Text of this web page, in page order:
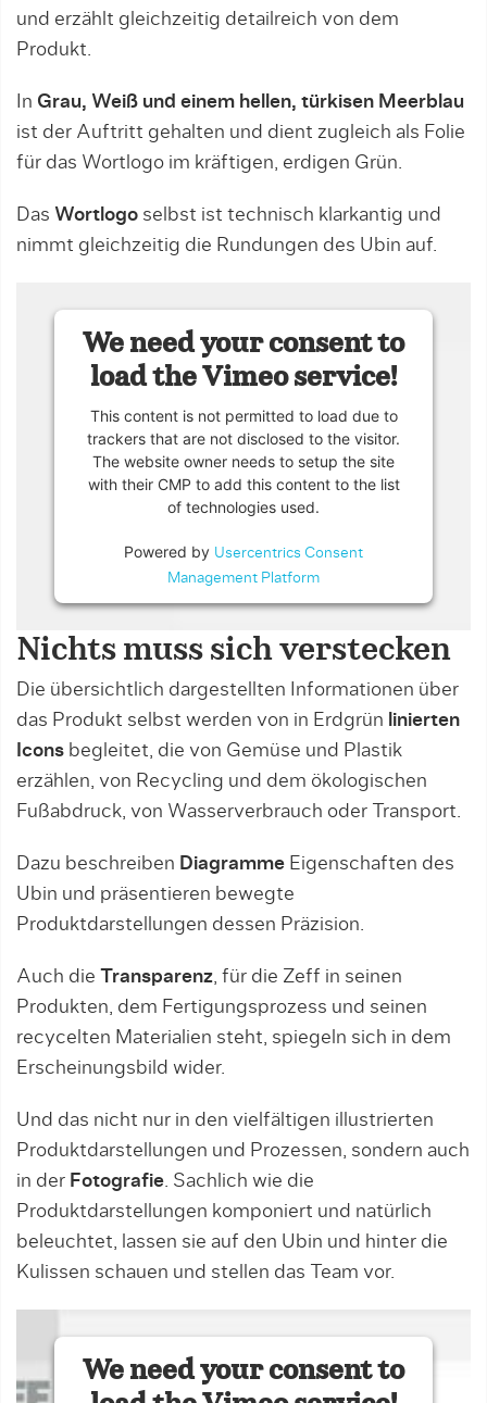
und erzählt gleichzeitig detailreich von dem
Produkt.
In Grau, Weiß und einem hellen, türkisen Meerblau
ist der Auftritt gehalten und dient zugleich als Folie
für das Wortlogo im kräftigen, erdigen Grün.
Das Wortlogo selbst ist technisch klarkantig und
nimmt gleichzeitig die Rundungen des Ubin auf.
We need your consent to
load the Vimeo service!
This content is not permitted to load due to
trackers that are not disclosed to the visitor.
The website owner needs to setup the site
with their CMP to add this content to the list
of technologies used.
Powered by Usercentrics Consent
Management Platform
Nichts muss sich verstecken
Die übersichtlich dargestellten Informationen über
das Produkt selbst werden von in Erdgrün linierten
Icons begleitet, die von Gemüse und Plastik
erzählen, von Recycling und dem ökologischen
Fußabdruck, von Wasserverbrauch oder Transport.
Dazu beschreiben Diagramme Eigenschaften des
Ubin und präsentieren bewegte
Produktdarstellungen dessen Präzision.
Auch die Transparenz, für die Zeff in seinen
Produkten, dem Fertigungsprozess und seinen
recycelten Materialien steht, spiegeln sich in dem
Erscheinungsbild wider.
Und das nicht nur in den vielfältigen illustrierten
Produktdarstellungen und Prozessen, sondern auch
in der Fotografie. Sachlich wie die
Produktdarstellungen komponiert und natürlich
beleuchtet, lassen sie auf den Ubin und hinter die
Kulissen schauen und stellen das Team vor.
We need your consent to